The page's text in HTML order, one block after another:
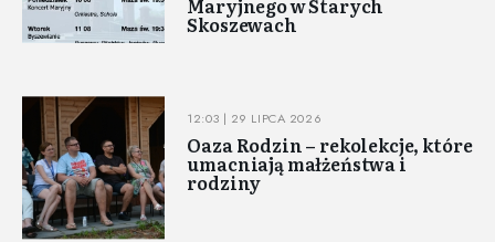
Maryjnego w Starych
Skoszewach
12:03 | 29 LIPCA 2026
Oaza Rodzin – rekolekcje, które
umacniają małżeństwa i
rodziny